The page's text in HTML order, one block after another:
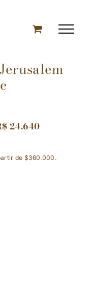
24.640
de $360.000.